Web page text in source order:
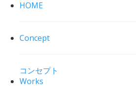
HOME
Concept
コンセプト
Works